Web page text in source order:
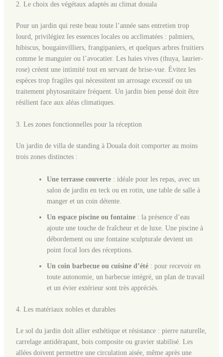
2. Le choix des végétaux adaptés au climat douala
Pour un jardin qui reste beau toute l’année sans entretien trop
lourd, privilégiez les essences locales ou acclimatées : palmiers,
hibiscus, bougainvilliers, frangipaniers, et quelques arbres fruitiers
comme le manguier ou l’avocatier. Les haies vives (thuya, laurier-
rose) créent une intimité tout en servant de brise-vue. Évitez les
espèces trop fragiles qui nécessitent un arrosage excessif ou un
traitement phytosanitaire fréquent. Un jardin bien pensé doit être
résilient face aux aléas climatiques.
3. Les zones fonctionnelles pour la réception
Un jardin de villa de standing à Douala doit comporter au moins
trois zones distinctes :
Une terrasse couverte: idéale pour les repas, avec un
salon de jardin en teck ou en rotin, une table de salle à
manger et un coin détente.
Un espace piscine ou fontaine: la présence d’eau
ajoute une touche de fraîcheur et de luxe. Une piscine à
débordement ou une fontaine sculpturale devient un
point focal lors des réceptions.
Un coin barbecue ou cuisine d’été: pour recevoir en
toute autonomie, un barbecue intégré, un plan de travail
et un évier extérieur sont très appréciés.
4. Les matériaux nobles et durables
Le sol du jardin doit allier esthétique et résistance : pierre naturelle,
carrelage antidérapant, bois composite ou gravier stabilisé. Les
allées doivent permettre une circulation aisée, même après une